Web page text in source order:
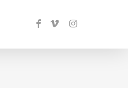
Facebook
Vimeo Instagram